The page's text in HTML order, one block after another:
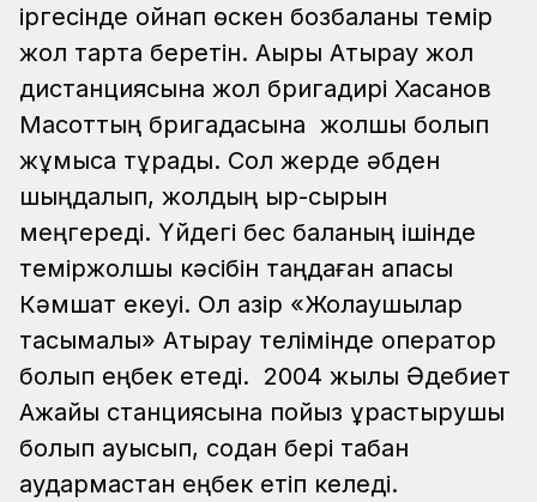
іргесінде ойнап өскен бозбаланы темір
жол тарта беретін. Ақыры Атырау жол
дистанциясына жол бригадирі Хасанов
Мақсоттың бригадасына жолшы болып
жұмысқа тұрады. Сол жерде әбден
шыңдалып, жолдың қыр-сырын
меңгереді. Үйдегі бес баланың ішінде
теміржолшы кәсібін таңдаған апасы
Кәмшат екеуі. Ол қазір «Жолаушылар
тасымалы» Атырау телімінде оператор
болып еңбек етеді. 2004 жылы Әдебиет
Ақжайық станциясына пойыз құрастырушы
болып ауысып, содан бері табан
аудармастан еңбек етіп келеді.